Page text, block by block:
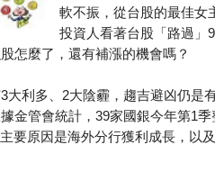
軟不振，從台股的最佳女
投資人看著台股「路過」
怎麼了，還有補漲的機會嗎？
大利多、2大陰霾，趨吉避凶仍是
金管會統計，39家國銀今年第1
要原因是海外分行獲利成長，以